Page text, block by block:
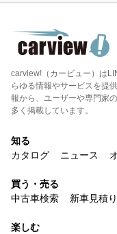
carview!（カービュー）は
らゆる情報やサービスを提
報から、ユーザーや専門家
多く掲載しています。
知る
カタログ
ニュース
買う・売る
中古車検索
新車見積り
楽しむ